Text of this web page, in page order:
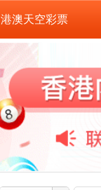
港澳天空彩票